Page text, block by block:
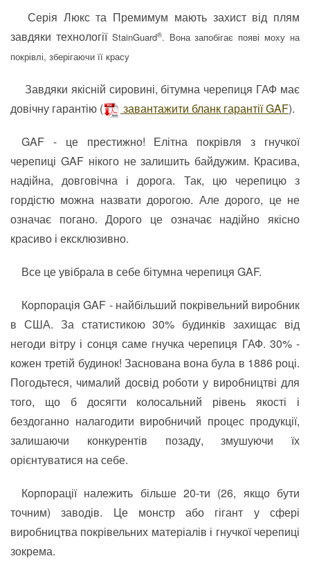
Серія Люкс та Премимум мають захист від плям
завдяки технології StainGuard®. Вона запобігає появі моху на
покрівлі, зберігаючи її красу
Завдяки якісній сировині, бітумна черепиця ГАФ має
довічну гарантію (
завантажити бланк гарантії GAF).
GAF - це престижно! Елітна покрівля з гнучкої
черепиці GAF нікого не залишить байдужим. Красива,
надійна, довговічна і дорога. Так, цю черепицю з
гордістю можна назвати дорогою. Але дорого, це не
означає погано. Дорого це означає надійно якісно
красиво і ексклюзивно.
Все це увібрала в себе бітумна черепиця GAF.
Корпорація GAF - найбільший покрівельний виробник
в США. За статистикою 30% будинків захищає від
негоди вітру і сонця саме гнучка черепиця ГАФ. 30% -
кожен третій будинок! Заснована вона була в 1886 році.
Погодьтеся, чималий досвід роботи у виробництві для
того, що б досягти колосальний рівень якості і
бездоганно налагодити виробничий процес продукції,
залишаючи конкурентів позаду, змушуючи їх
орієнтуватися на себе.
Корпорації належить більше 20-ти (26, якщо бути
точним) заводів. Це монстр або гігант у сфері
виробництва покрівельних матеріалів і гнучкої черепиці
зокрема.